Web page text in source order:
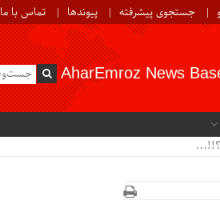
جستجوی پیشرفته پیوندها تماس با ما
AharEmroz News